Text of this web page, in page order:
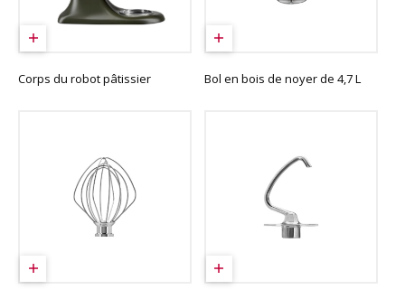
Corps du robot pâtissier Bol en bois de noyer de 4,7 L